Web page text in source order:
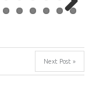
Next Post »